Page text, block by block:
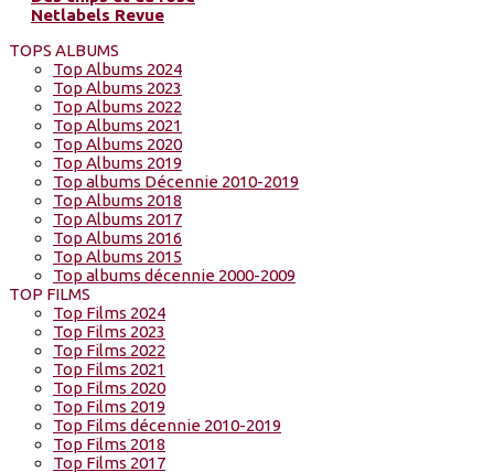
Netlabels Revue
TOPS ALBUMS
Top Albums 2024
Top Albums 2023
Top Albums 2022
Top Albums 2021
Top Albums 2020
Top Albums 2019
Top albums Décennie 2010-2019
Top Albums 2018
Top Albums 2017
Top Albums 2016
Top Albums 2015
Top albums décennie 2000-2009
TOP FILMS
Top Films 2024
Top Films 2023
Top Films 2022
Top Films 2021
Top Films 2020
Top Films 2019
Top Films décennie 2010-2019
Top Films 2018
Top Films 2017